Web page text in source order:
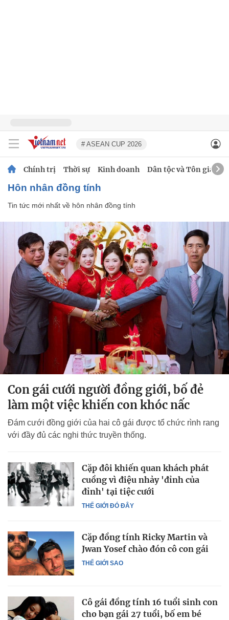
# ASEAN CUP 2026
Chính trị Thời sự Kinh doanh Dân tộc và Tôn giáo
hôn nhân đồng tính
Tin tức mới nhất về hôn nhân đồng tính
Con gái cưới người đồng giới, bố đẻ
làm một việc khiến con khóc nấc
Đám cưới đồng giới của hai cô gái được tổ chức rình rang
với đầy đủ các nghi thức truyền thống.
THẾ GIỚI ĐÓ ĐÂY
Cặp đôi khiến quan khách phát
cuồng vì điệu nhảy 'đỉnh của
đỉnh' tại tiệc cưới
THẾ GIỚI SAO
Cặp đồng tính Ricky Martin và
Jwan Yosef chào đón cô con gái
Cô gái đồng tính 16 tuổi sinh con
cho bạn gái 27 tuổi, bố em bé